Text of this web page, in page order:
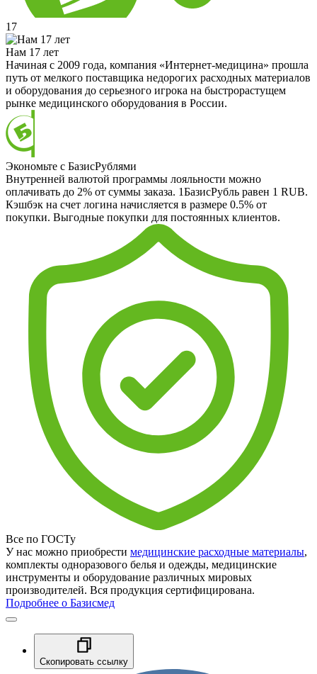
17
Нам 17 лет
Начиная с 2009 года, компания «Интернет-медицина» прошла
путь от мелкого поставщика недорогих расходных материалов
и оборудования до серьезного игрока на быстрорастущем
рынке медицинского оборудования в России.
Экономьте с БазисРублями
Внутренней валютой программы лояльности можно
оплачивать до 2% от суммы заказа. 1БазисРубль равен 1 RUB.
Кэшбэк на счет логина начисляется в размере 0.5% от
покупки. Выгодные покупки для постоянных клиентов.
Все по ГОСТу
У нас можно приобрести медицинские расходные материалы,
комплекты одноразового белья и одежды, медицинские
инструменты и оборудование различных мировых
производителей. Вся продукция сертифицирована.
Подробнее о Базисмед
Скопировать ссылку